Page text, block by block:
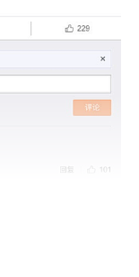
的还真不少。大
是不放心，毕竟